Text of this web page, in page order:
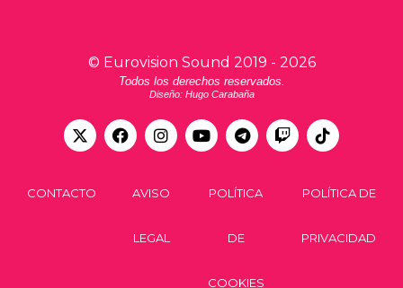
© Eurovision Sound 2019 - 2026
Todos los derechos reservados.
Diseño: Hugo Carabaña
CONTACTO AVISO
LEGAL
POLÍTICA
DE
COOKIES
POLÍTICA DE
PRIVACIDAD